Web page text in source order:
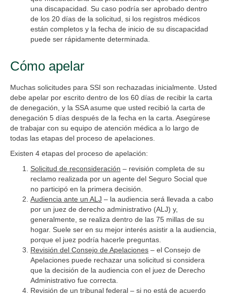
una discapacidad. Su caso podría ser aprobado dentro
de los 20 días de la solicitud, si los registros médicos
están completos y la fecha de inicio de su discapacidad
puede ser rápidamente determinada.
Cómo apelar
Muchas solicitudes para SSI son rechazadas inicialmente. Usted
debe apelar por escrito dentro de los 60 días de recibir la carta
de denegación, y la SSA asume que usted recibió la carta de
denegación 5 días después de la fecha en la carta. Asegúrese
de trabajar con su equipo de atención médica a lo largo de
todas las etapas del proceso de apelaciones.
Existen 4 etapas del proceso de apelación:
Solicitud de reconsideración – revisión completa de su
reclamo realizada por un agente del Seguro Social que
no participó en la primera decisión.
Audiencia ante un ALJ – la audiencia será llevada a cabo
por un juez de derecho administrativo (ALJ) y,
generalmente, se realiza dentro de las 75 millas de su
hogar. Suele ser en su mejor interés asistir a la audiencia,
porque el juez podría hacerle preguntas.
Revisión del Consejo de Apelaciones – el Consejo de
Apelaciones puede rechazar una solicitud si considera
que la decisión de la audiencia con el juez de Derecho
Administrativo fue correcta.
Revisión de un tribunal federal – si no está de acuerdo